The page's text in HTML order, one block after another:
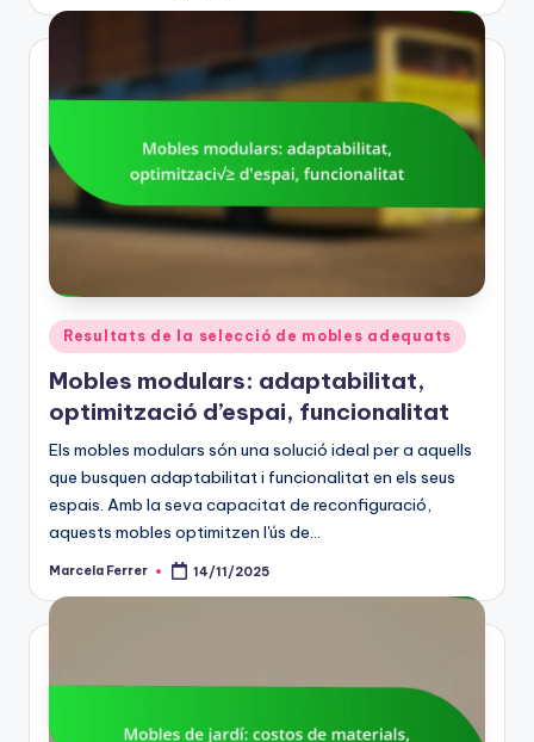
Posted
in
Resultats de la selecció de mobles adequats
Mobles modulars: adaptabilitat,
optimització d’espai, funcionalitat
Els mobles modulars són una solució ideal per a aquells
que busquen adaptabilitat i funcionalitat en els seus
espais. Amb la seva capacitat de reconfiguració,
aquests mobles optimitzen l'ús de…
Posted
Marcela Ferrer 14/11/2025